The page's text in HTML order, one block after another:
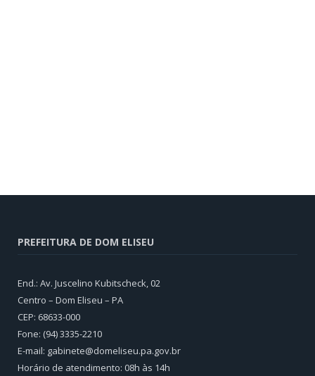
PREFEITURA DE DOM ELISEU
End.: Av. Juscelino Kubitscheck, 02
Centro – Dom Eliseu – PA
CEP: 68633-000
Fone: (94) 3335-2210
E-mail: gabinete@domeliseu.pa.gov.br
Horário de atendimento: 08h às 14h